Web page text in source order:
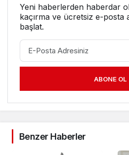
Yeni haberlerden haberdar
kaçırma ve ücretsiz e-posta
başlat.
ABONE OL
Benzer Haberler